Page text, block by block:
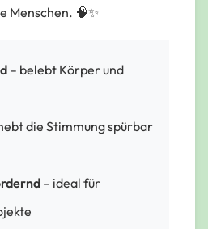
Menschen. 🧠✨
– belebt Körper und
die Stimmung spürbar
– ideal für